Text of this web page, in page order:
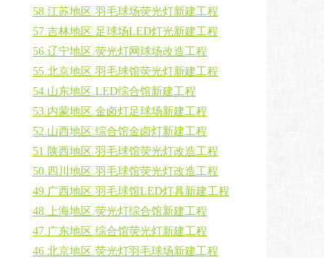
58.江苏地区.羽毛球场荧光灯新建工程
57.吉林地区.足球场LED灯光新建工程
56.辽宁地区.荧光灯网球场改造工程
55.北京地区.羽毛球馆荧光灯新建工程
54.山东地区.LED综合馆新建工程
53.内蒙地区.金卤灯足球场新建工程
52.山西地区.综合馆金卤灯新建工程
51.陕西地区.羽毛球馆荧光灯改造工程
50.四川地区.羽毛球馆荧光灯改造工程
49.广西地区.羽毛球馆LED灯具新建工程
48.上海地区.荧光灯综合馆新建工程
47.广东地区.综合馆荧光灯新建工程
46.北京地区.荧光灯羽毛球场新建工程